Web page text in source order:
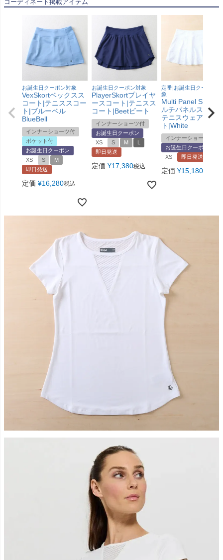
コーディネート掲載アイテム
お誕生日クーポン対象
VexSkortベックスス
コート|テニススコー
ト|ブルーベル
BlueBell
インナーショーツ付
ポケット付
お誕生日クーポン
XS
S
M
即日発送
定価 ¥16,280税込
お誕生日クーポン対象
PlayerSkortプレイヤ
ースコート|テニスス
コート|Beetビート
インナーショーツ付
お誕生日クーポン
XS
S M
L
即日発送
定価 ¥17,380税込
定番|お誕生日クーポン対
象
Multi Panel Skort マ
ルチパネルスコー
テニスウェア|スコ
ト|White
インナーショーツ付
お誕生日クーポン
XS
即日発送
定価 ¥15,180